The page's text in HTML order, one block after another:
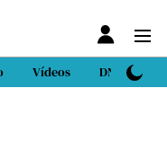
Vídeos DN Sport